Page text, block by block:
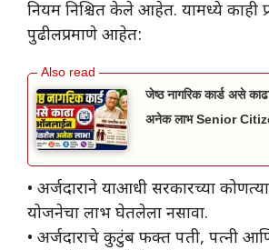
नियम निश्चित केले आहेत. यामध्ये काही
पुढीलप्रमाणे आहेत:
जेष्ठ नागरिक कार्ड असे
अनेक लाभ Senior
• अर्जदाराने याआधी सरकारच्या
योजनेचा लाभ घेतलेला नसावा.
• अर्जदाराचे कुटुंब फक्त पती, पत्नी